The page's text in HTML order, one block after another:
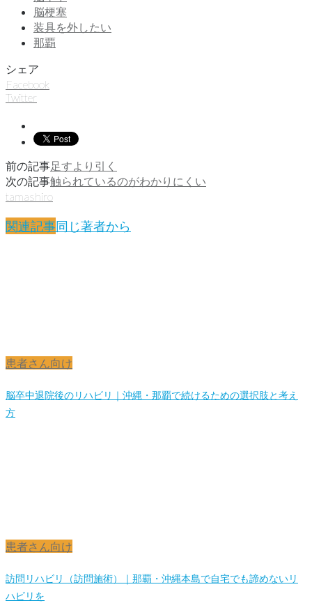
脳梗塞
装具を外したい
那覇
シェア
Facebook
Twitter
前の記事足すより引く
次の記事触られているのがわかりにくい
tamashiro
関連記事同じ著者から
患者さん向け
脳卒中退院後のリハビリ｜沖縄・那覇で続けるための選択肢と考え
方
患者さん向け
訪問リハビリ（訪問施術）｜那覇・沖縄本島で自宅でも諦めないリ
ハビリを